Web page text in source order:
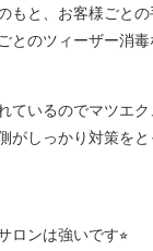
もと、お客様ごと
とのツィーザー消毒
ているのでマツエ
がしっかり対策を
ロンは強いです⭐︎